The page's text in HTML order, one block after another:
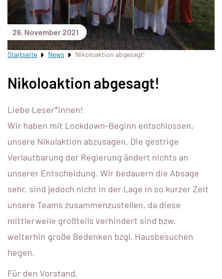
26. November 2021
Startseite News Nikoloaktion abgesagt!
Nikoloaktion abgesagt!
Liebe Leser*innen!
Wir haben mit Lockdown-Beginn entschlossen,
unsere Nikolaktion abzusagen. Die gestrige
Verlautbarung der Regierung ändert nichts an
unserer Entscheidung. Wir bedauern die Absage
sehr, sind jedoch nicht in der Lage in so kurzer Zeit
unsere Teams zusammenzustellen, da diese
mittlerweile großteils verhindert sind bzw.
weiterhin große Bedenken bzgl. Hausbesuchen
hegen.
Für den Vorstand,